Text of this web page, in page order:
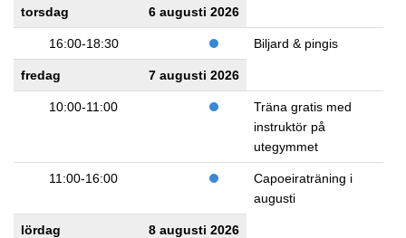
torsdag 6 augusti 2026
16:00-18:30 Biljard & pingis
fredag 7 augusti 2026
10:00-11:00
Träna gratis med
instruktör på
utegymmet
11:00-16:00
Capoeiraträning i
augusti
lördag 8 augusti 2026